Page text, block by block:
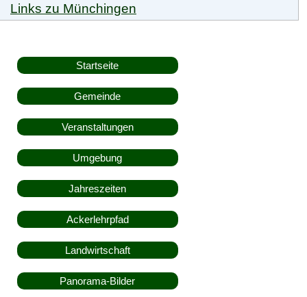
Links zu Münchingen
Startseite
Gemeinde
Veranstaltungen
Umgebung
Jahreszeiten
Ackerlehrpfad
Landwirtschaft
Panorama-Bilder